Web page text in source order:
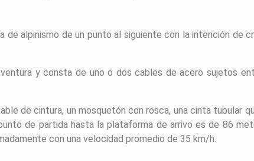
alpinismo de un punto al siguiente con la intención de
y consta de uno o dos cables de acero sujetos
de cintura, un mosquetón con rosca, una cinta tubular
de partida hasta la plataforma de arrivo es de 86
con una velocidad promedio de 35 km/h.